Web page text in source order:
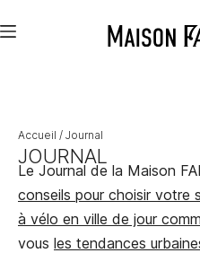
Accueil / Journal
JOURNAL
Le Journal de la Maison
conseils pour choisir votre
à vélo en ville de jour
vous les tendances